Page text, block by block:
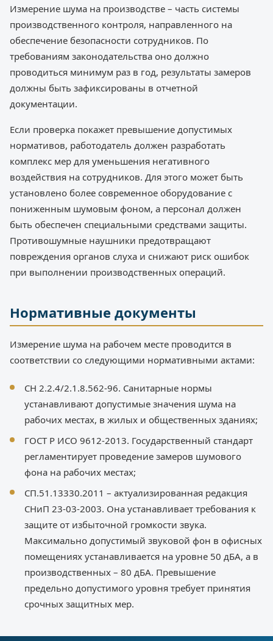
Измерение шума на производстве – часть системы
производственного контроля, направленного на
обеспечение безопасности сотрудников. По
требованиям законодательства оно должно
проводиться минимум раз в год, результаты замеров
должны быть зафиксированы в отчетной
документации.
Если проверка покажет превышение допустимых
нормативов, работодатель должен разработать
комплекс мер для уменьшения негативного
воздействия на сотрудников. Для этого может быть
установлено более современное оборудование с
пониженным шумовым фоном, а персонал должен
быть обеспечен специальными средствами защиты.
Противошумные наушники предотвращают
повреждения органов слуха и снижают риск ошибок
при выполнении производственных операций.
Нормативные документы
Измерение шума на рабочем месте проводится в
соответствии со следующими нормативными актами:
СН 2.2.4/2.1.8.562-96. Санитарные нормы
устанавливают допустимые значения шума на
рабочих местах, в жилых и общественных зданиях;
ГОСТ Р ИСО 9612-2013. Государственный стандарт
регламентирует проведение замеров шумового
фона на рабочих местах;
СП.51.13330.2011 – актуализированная редакция
СНиП 23-03-2003. Она устанавливает требования к
защите от избыточной громкости звука.
Максимально допустимый звуковой фон в офисных
помещениях устанавливается на уровне 50 дБА, а в
производственных – 80 дБА. Превышение
предельно допустимого уровня требует принятия
срочных защитных мер.